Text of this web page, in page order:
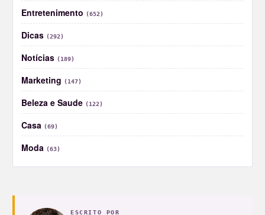
Entretenimento (652)
Dicas (292)
Notícias (189)
Marketing (147)
Beleza e Saude (122)
Casa (69)
Moda (63)
ESCRITO POR